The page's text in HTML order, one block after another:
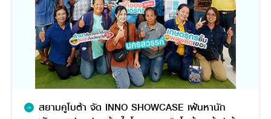
สยามคูโบต้า จัด INNO SHOWCASE เฟ้นหานัก